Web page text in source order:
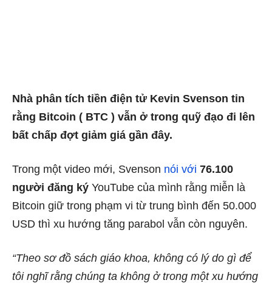
Nhà phân tích tiền điện tử Kevin Svenson tin
rằng Bitcoin ( BTC ) vẫn ở trong quỹ đạo đi lên
bất chấp đợt giảm giá gần đây.
Trong một video mới, Svenson nói với 76.100
người đăng ký YouTube của mình rằng miễn là
Bitcoin giữ trong phạm vi từ trung bình đến 50.000
USD thì xu hướng tăng parabol vẫn còn nguyên.
“Theo sơ đồ sách giáo khoa, không có lý do gì để
tôi nghĩ rằng chúng ta không ở trong một xu hướng